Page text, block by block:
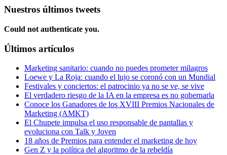
Nuestros últimos tweets
Could not authenticate you.
Últimos artículos
Marketing sanitario: cuando no puedes prometer milagros
Loewe y La Roja: cuando el lujo se coronó con un Mundial
Festivales y conciertos: el patrocinio ya no se ve, se vive
El verdadero riesgo de la IA en la empresa es no gobernarla
Conoce los Ganadores de los XVIII Premios Nacionales de
Marketing (AMKT)
El Chupete impulsa el uso responsable de pantallas y
evoluciona con Talk y Joven
18 años de Premios para entender el marketing de hoy
Gen Z y la política del algoritmo de la rebeldía